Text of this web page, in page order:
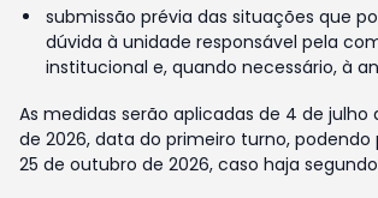
submissão prévia das situações que
dúvida à unidade responsável pela
institucional e, quando necessário, à
As medidas serão aplicadas de 4 de julho
de 2026, data do primeiro turno,
25 de outubro de 2026, caso haja